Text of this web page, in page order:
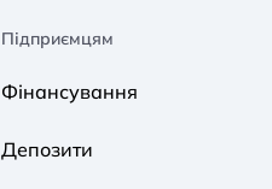
Підприємцям
Фінансування
Депозити